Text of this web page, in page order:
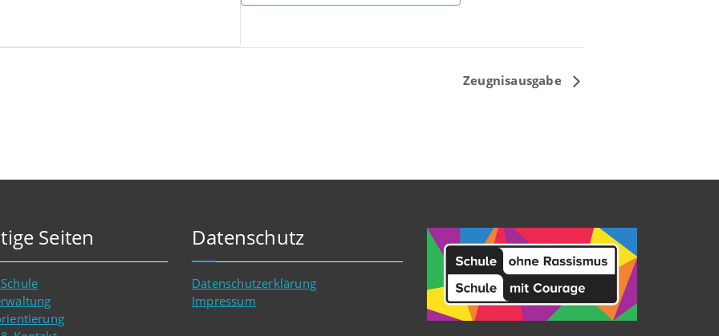
Zeugnisausgabe
Seiten Datenschutz
Datenschutzerklärung
Impressum